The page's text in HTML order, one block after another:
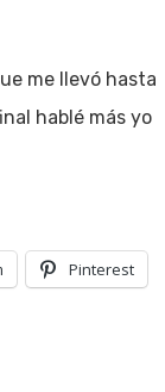
me llevó hasta
hablé más yo
Pinterest